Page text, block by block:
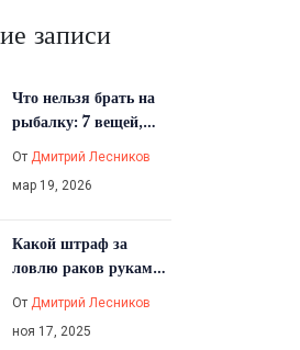
записи
Что нельзя брать на
рыбалку: 7 вещей,
вам день
От Дмитрий Лесников
мар 19, 2026
Какой штраф за
ловлю раков руками
От Дмитрий Лесников
ноя 17, 2025